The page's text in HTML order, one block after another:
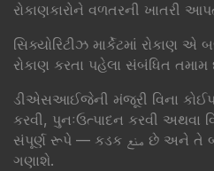
રોકાણકારોને વળતરની ખાતરી
સિક્યોરિટીઝ માર્કેટમાં રોકાણ
રોકાણ કરતા પહેલા સંબંધિત તમામ
ડીએસઆઈજેની મંજૂરી વિના
કરવી, પુનઃઉત્પાદન કરવી
સંપૂર્ણ રૂપે — કડક منع છે અને તે બધા હકો અનામત ઉલ્લંઘન
ગણાશે.